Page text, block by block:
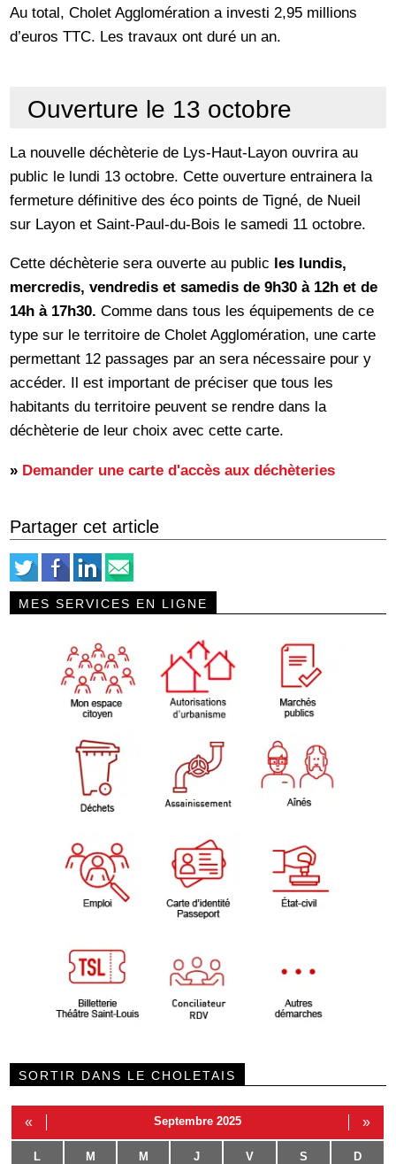
Au total, Cholet Agglomération a investi 2,95 millions
d’euros TTC. Les travaux ont duré un an.
Ouverture le 13 octobre
La nouvelle déchèterie de Lys-Haut-Layon ouvrira au
public le lundi 13 octobre. Cette ouverture entrainera la
fermeture définitive des éco points de Tigné, de Nueil
sur Layon et Saint-Paul-du-Bois le samedi 11 octobre.
Cette déchèterie sera ouverte au public les lundis,
mercredis, vendredis et samedis de 9h30 à 12h et de
14h à 17h30. Comme dans tous les équipements de ce
type sur le territoire de Cholet Agglomération, une carte
permettant 12 passages par an sera nécessaire pour y
accéder. Il est important de préciser que tous les
habitants du territoire peuvent se rendre dans la
déchèterie de leur choix avec cette carte.
» Demander une carte d'accès aux déchèteries
Partager cet article
MES SERVICES EN LIGNE
SORTIR DANS LE CHOLETAIS
« Septembre 2025 »
L M M J V S D